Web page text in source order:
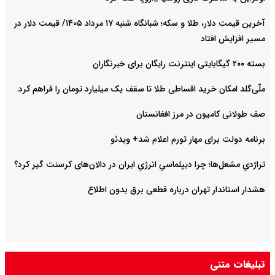
آخرین قیمت دلار، طلا و سکه؛ شبانگاه شنبه ۱۷ مرداد ۱۴۰۵/ قیمت دلار در
اقساطی طلا تا سقف یک میلیارد تومان را فراهم کرد
در مرز افغانستان
مهار تورم اعلام شد+ ویدئو
دیپلماسیِ انرژیِ ایران در دالان‌های کرسنت گیر کرد؟
درباره قطعی برق بدون اطلاع